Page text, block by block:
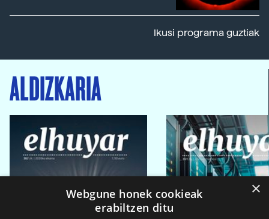
Ikusi programa guztiak
ALDIZKARIA
×
Webgune honek cookieak
erabiltzen ditu